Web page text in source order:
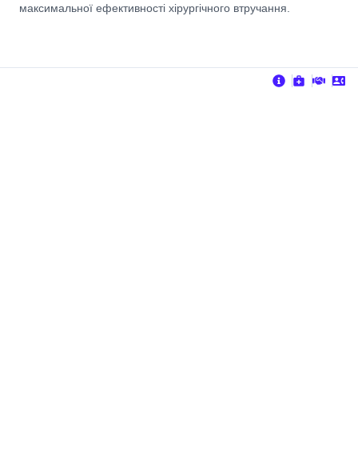
максимальної ефективності хірургічного втручання.